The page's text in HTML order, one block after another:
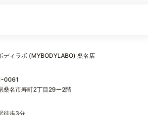
ディラボ (MYBODYLABO) 桑名店
0061
桑名市寿町2丁目29ー2階
徒歩3分